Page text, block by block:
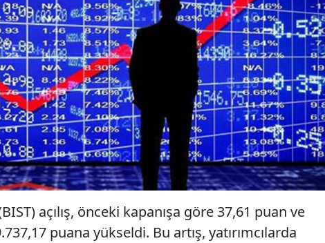
açılış, önceki kapanışa göre 37,61 puan ve
puana yükseldi. Bu artış, yatırımcılarda